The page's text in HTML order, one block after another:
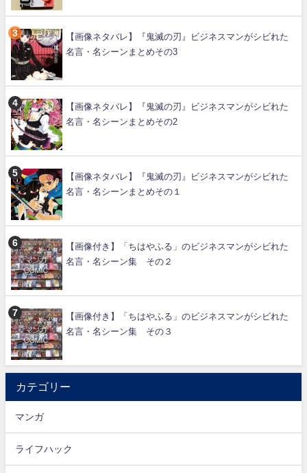
【画像ネタバレ】『鬼滅の刃』ビジネスマンがシビれた
名言・名シーンまとめその3
【画像ネタバレ】『鬼滅の刃』ビジネスマンがシビれた
名言・名シーンまとめその2
【画像ネタバレ】『鬼滅の刃』ビジネスマンがシビれた
名言・名シーンまとめその１
【画像付き】「ちはやふる」のビジネスマンがシビれた
名言・名シーン集 その２
【画像付き】「ちはやふる」のビジネスマンがシビれた
名言・名シーン集 その３
カテゴリー
マンガ
ライフハック